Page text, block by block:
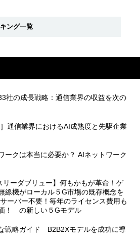
ング一覧
社の成長戦略：通信業界の収益を次の
通信業界におけるAI成熟度と先駆企業
ークは本当に必要か？ AIネットワーク
リーダブリュー】何もかもが革命！ゲ
線機がローカル５G市場の既存概念を
ーバー不要！毎年のライセンス費用も
！ の新しい５Gモデル
戦略ガイド B2B2Xモデルを成功に導